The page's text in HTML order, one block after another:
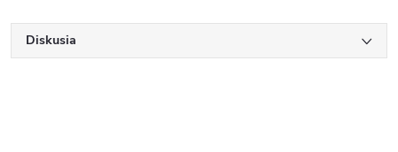
Diskusia